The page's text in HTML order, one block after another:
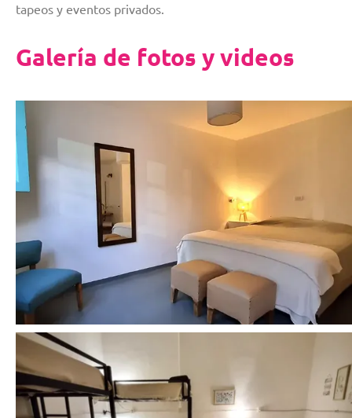
tapeos y eventos privados.
Galería de fotos y videos